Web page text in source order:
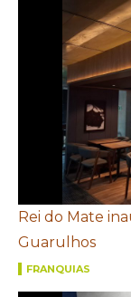
Rei do Mate
Guarulhos
FRANQUIAS